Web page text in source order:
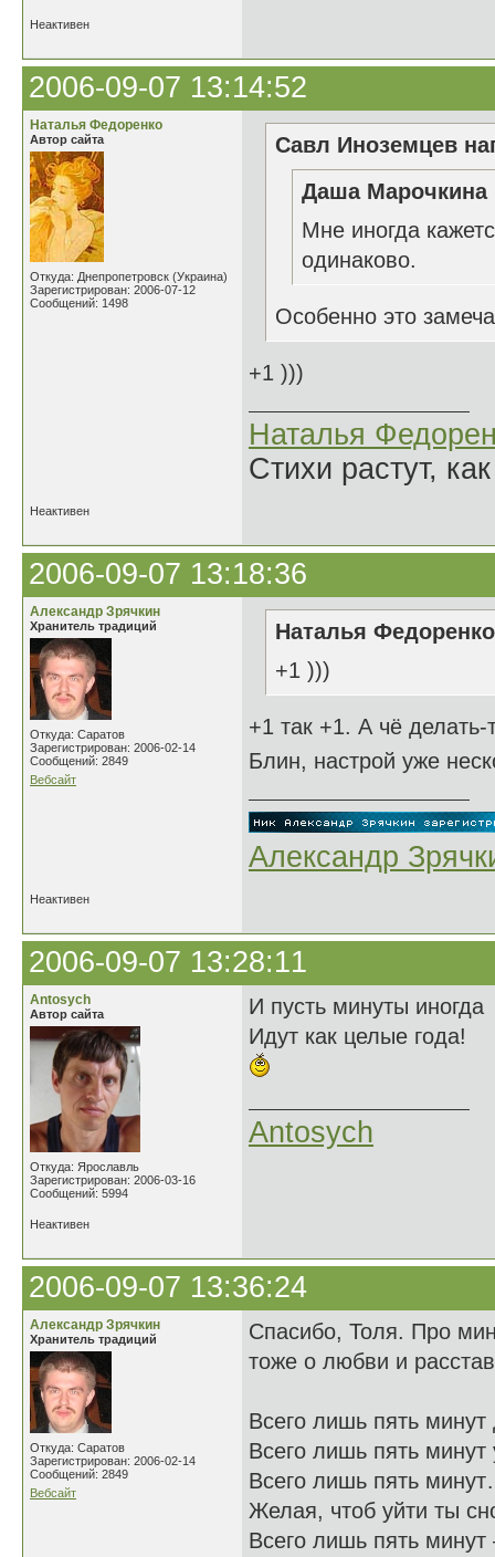
Неактивен
2006-09-07 13:14:52
Наталья Федоренко
Автор сайта
Откуда: Днепропетровск (Украина)
Зарегистрирован: 2006-07-12
Сообщений: 1498
Савл Иноземцев
Даша Марочкина
Мне иногда
одинаково.
Особенно это
+1 )))
Наталья
Стихи растут,
Неактивен
2006-09-07 13:18:36
Александр Зрячкин
Хранитель традиций
Откуда: Саратов
Зарегистрирован: 2006-02-14
Сообщений: 2849
Вебсайт
Наталья
+1 )))
+1 так +1. А чё делать-
Блин, настрой уже
Александр
Неактивен
2006-09-07 13:28:11
Antosych
Автор сайта
Откуда: Ярославль
Зарегистрирован: 2006-03-16
Сообщений: 5994
И пусть минуты иногда
Идут как целые года!
Antosych
Неактивен
2006-09-07 13:36:24
Александр Зрячкин
Хранитель традиций
Откуда: Саратов
Зарегистрирован: 2006-02-14
Сообщений: 2849
Вебсайт
Спасибо, Толя. Про
тоже о любви и
Всего лишь пять минут
Всего лишь пять
Всего лишь пять
Желая, чтоб уйти ты
Всего лишь пять